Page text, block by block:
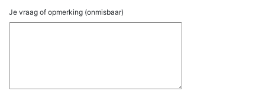
Je vraag of opmerking (onmisbaar)